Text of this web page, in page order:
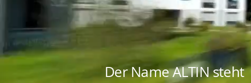
Der Name ALTIN steht